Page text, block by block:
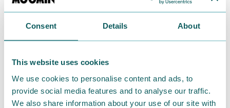
Consent Details About
This website uses cookies
We use cookies to personalise content and ads, to
provide social media features and to analyse our traffic.
We also share information about your use of our site with